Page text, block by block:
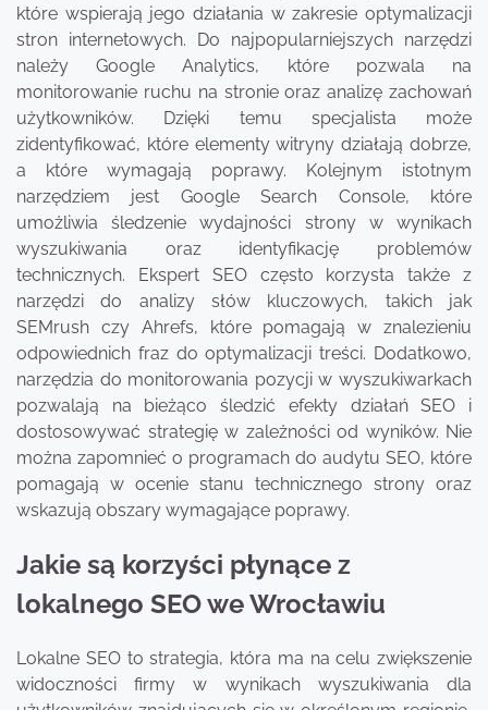
które wspierają jego działania w zakresie optymalizacji
stron internetowych. Do najpopularniejszych narzędzi
należy Google Analytics, które pozwala na
monitorowanie ruchu na stronie oraz analizę zachowań
użytkowników. Dzięki temu specjalista może
zidentyfikować, które elementy witryny działają dobrze,
a które wymagają poprawy. Kolejnym istotnym
narzędziem jest Google Search Console, które
umożliwia śledzenie wydajności strony w wynikach
wyszukiwania oraz identyfikację problemów
technicznych. Ekspert SEO często korzysta także z
narzędzi do analizy słów kluczowych, takich jak
SEMrush czy Ahrefs, które pomagają w znalezieniu
odpowiednich fraz do optymalizacji treści. Dodatkowo,
narzędzia do monitorowania pozycji w wyszukiwarkach
pozwalają na bieżąco śledzić efekty działań SEO i
dostosowywać strategię w zależności od wyników. Nie
można zapomnieć o programach do audytu SEO, które
pomagają w ocenie stanu technicznego strony oraz
wskazują obszary wymagające poprawy.
Jakie są korzyści płynące z
lokalnego SEO we Wrocławiu
Lokalne SEO to strategia, która ma na celu zwiększenie
widoczności firmy w wynikach wyszukiwania dla